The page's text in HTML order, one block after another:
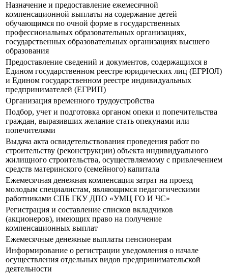
Назначение и предоставление ежемесячной
компенсационной выплаты на содержание детей
обучающимся по очной форме в государственных
профессиональных образовательных организациях,
государственных образовательных организациях высшего
образования
Предоставление сведений и документов, содержащихся в
Едином государственном реестре юридических лиц (ЕГРЮЛ)
и Едином государственном реестре индивидуальных
предпринимателей (ЕГРИП)
Организация временного трудоустройства
Подбор, учет и подготовка органом опеки и попечительства
граждан, выразивших желание стать опекунами или
попечителями
Выдача акта освидетельствования проведения работ по
строительству (реконструкции) объекта индивидуального
жилищного строительства, осуществляемому с привлечением
средств материнского (семейного) капитала
Ежемесячная денежная компенсация затрат на проезд
молодым специалистам, являющимся педагогическими
работниками СПБ ГКУ ДПО «УМЦ ГО И ЧС»
Регистрация и составление списков вкладчиков
(акционеров), имеющих право на получение
компенсационных выплат
Ежемесячные денежные выплаты пенсионерам
Информирование о регистрации уведомления о начале
осуществления отдельных видов предпринимательской
деятельности